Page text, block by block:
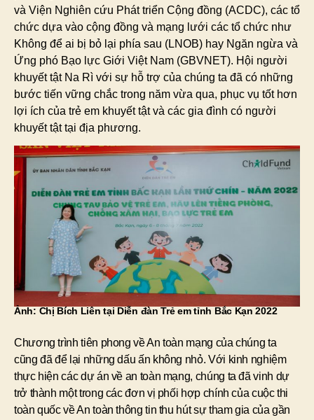
và Viện Nghiên cứu Phát triển Cộng đồng (ACDC), các tổ
chức dựa vào cộng đồng và mạng lưới các tổ chức như
Không để ai bị bỏ lại phía sau (LNOB) hay Ngăn ngừa và
Ứng phó Bạo lực Giới Việt Nam (GBVNET). Hội người
khuyết tật Na Rì với sự hỗ trợ của chúng ta đã có những
bước tiến vững chắc trong năm vừa qua, phục vụ tốt hơn
lợi ích của trẻ em khuyết tật và các gia đình có người
khuyết tật tại địa phương.
Ảnh: Chị Bích Liên tại Diễn đàn Trẻ em tỉnh Bắc Kạn 2022
Chương trình tiên phong về An toàn mạng của chúng ta
cũng đã để lại những dấu ấn không nhỏ. Với kinh nghiệm
thực hiện các dự án về an toàn mạng, chúng ta đã vinh dự
trở thành một trong các đơn vị phối hợp chính của cuộc thi
toàn quốc về An toàn thông tin thu hút sự tham gia của gần